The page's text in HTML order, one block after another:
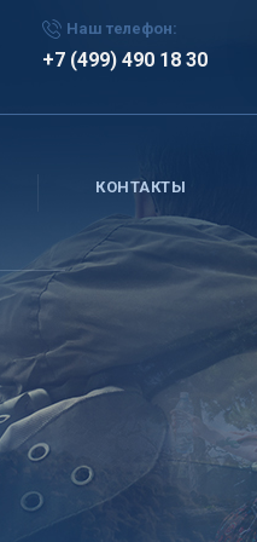
Наш телефон:
+7 (499) 490 18 30
КОНТАКТЫ